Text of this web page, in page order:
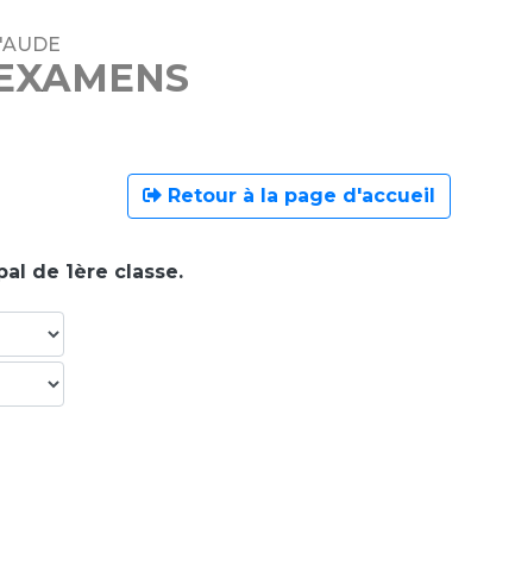
Retour à la page d'accueil
de 1ère classe.